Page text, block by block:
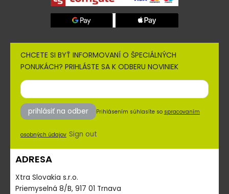
CHCETE SI BYŤ INFORMOVANÍ O ŠPECIÁLNÝCH
PONUKÁCH? PRIHLÁSTE SA K ODBERU NOVINIEK
prihlásiť na odber Prihlásením súhlasíte so spracovaním
osobných údajov Sign out
ADRESA
Xtra Slovakia s.r.o.
Priemyselná 8/B, 917 01 Trnava